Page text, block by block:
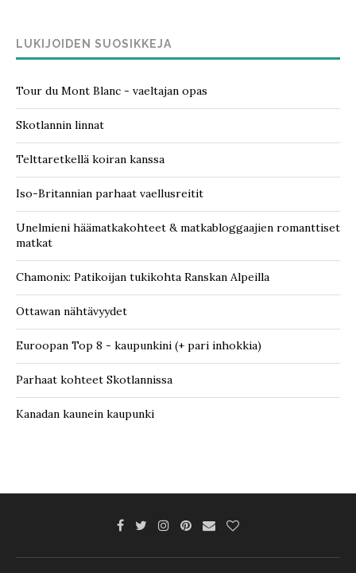
LUKIJOIDEN SUOSIKKEJA
Tour du Mont Blanc - vaeltajan opas
Skotlannin linnat
Telttaretkellä koiran kanssa
Iso-Britannian parhaat vaellusreitit
Unelmieni häämatkakohteet & matkabloggaajien romanttiset
matkat
Chamonix: Patikoijan tukikohta Ranskan Alpeilla
Ottawan nähtävyydet
Euroopan Top 8 - kaupunkini (+ pari inhokkia)
Parhaat kohteet Skotlannissa
Kanadan kaunein kaupunki